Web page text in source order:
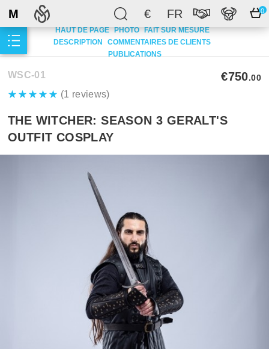
€ FR 0
M
HAUT DE PAGE PHOTO FAIT SUR MESURE
DESCRIPTION
COMMENTAIRES DE CLIENTS
PUBLICATIONS
WSC-01
(1 reviews)
€750.00
THE WITCHER: SEASON 3 GERALT'S
OUTFIT COSPLAY